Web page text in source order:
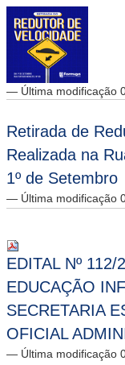
— Última modificação
Retirada de
Realizada na
1º de Setembro
— Última modificação
EDITAL Nº
EDUCAÇÃO
SECRETARIA
OFICIAL
— Última modificação